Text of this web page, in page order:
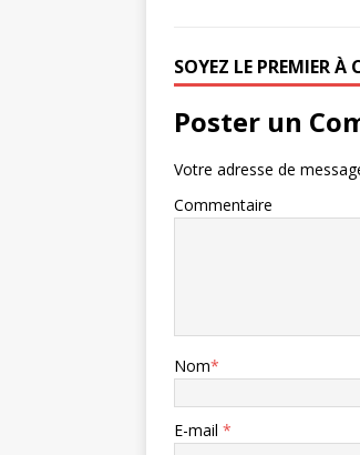
SOYEZ LE PREMIER À
Poster un
Votre adresse de
Commentaire
Nom*
E-mail *